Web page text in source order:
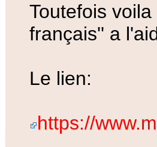
Toutefois
français'' a
Le lien:
https://